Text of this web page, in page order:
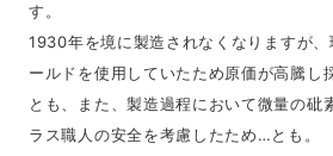
す。
1930年を境に製造されなくなりますが
ールドを使用していたため原価が高騰し
とも、また、製造過程において微量の砒
ラス職人の安全を考慮したため…とも。